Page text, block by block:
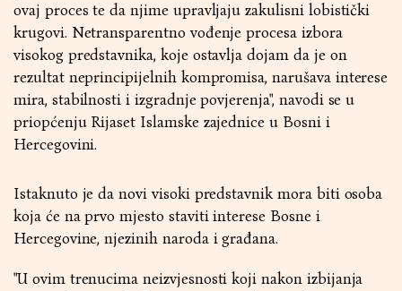
ovaj proces te da njime upravljaju zakulisni lobistički
krugovi. Netransparentno vođenje procesa izbora
visokog predstavnika, koje ostavlja dojam da je on
rezultat neprincipijelnih kompromisa, narušava interese
mira, stabilnosti i izgradnje povjerenja", navodi se u
priopćenju Rijaset Islamske zajednice u Bosni i
Hercegovini.
Istaknuto je da novi visoki predstavnik mora biti osoba
koja će na prvo mjesto staviti interese Bosne i
Hercegovine, njezinih naroda i građana.
"U ovim trenucima neizvjesnosti koji nakon izbijanja